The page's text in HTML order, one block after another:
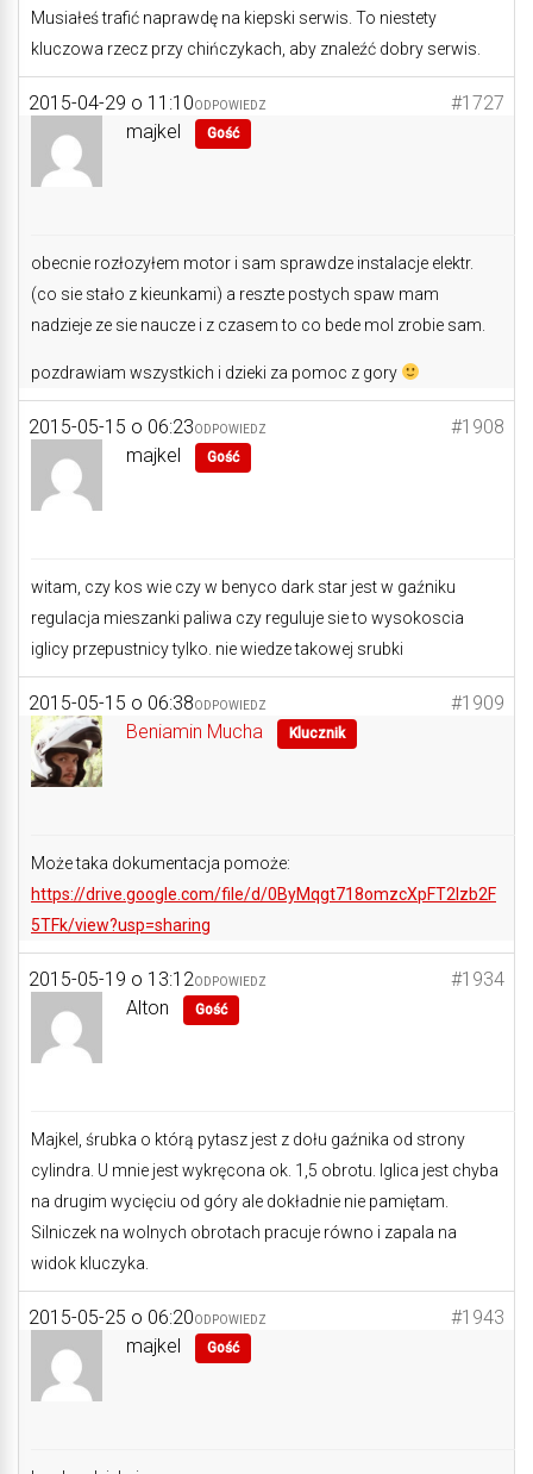
Musiałeś trafić naprawdę na kiepski serwis. To niestety
kluczowa rzecz przy chińczykach, aby znaleźć dobry serwis.
2015-04-29 o 11:10 #1727
ODPOWIEDZ
majkel Gość
obecnie rozłozyłem motor i sam sprawdze instalacje elektr.
(co sie stało z kieunkami) a reszte postych spaw mam
nadzieje ze sie naucze i z czasem to co bede mol zrobie sam.
pozdrawiam wszystkich i dzieki za pomoc z gory
2015-05-15 o 06:23 #1908
ODPOWIEDZ
majkel Gość
witam, czy kos wie czy w benyco dark star jest w gaźniku
regulacja mieszanki paliwa czy reguluje sie to wysokoscia
iglicy przepustnicy tylko. nie wiedze takowej srubki
2015-05-15 o 06:38 #1909
ODPOWIEDZ
Beniamin Mucha Klucznik
Może taka dokumentacja pomoże:
https://drive.google.com/file/d/0ByMqgt718omzcXpFT2lzb2F
5TFk/view?usp=sharing
2015-05-19 o 13:12 #1934
ODPOWIEDZ
Alton Gość
Majkel, śrubka o którą pytasz jest z dołu gaźnika od strony
cylindra. U mnie jest wykręcona ok. 1,5 obrotu. Iglica jest chyba
na drugim wycięciu od góry ale dokładnie nie pamiętam.
Silniczek na wolnych obrotach pracuje równo i zapala na
widok kluczyka.
2015-05-25 o 06:20 #1943
ODPOWIEDZ
majkel Gość